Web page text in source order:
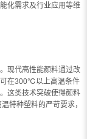
化需求及行业应用等维
现代高性能颜料通过改
可在300℃以上高温条件
这类技术突破使得颜料
特种塑料的严苛要求，